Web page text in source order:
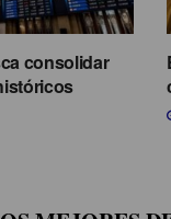
consolidar